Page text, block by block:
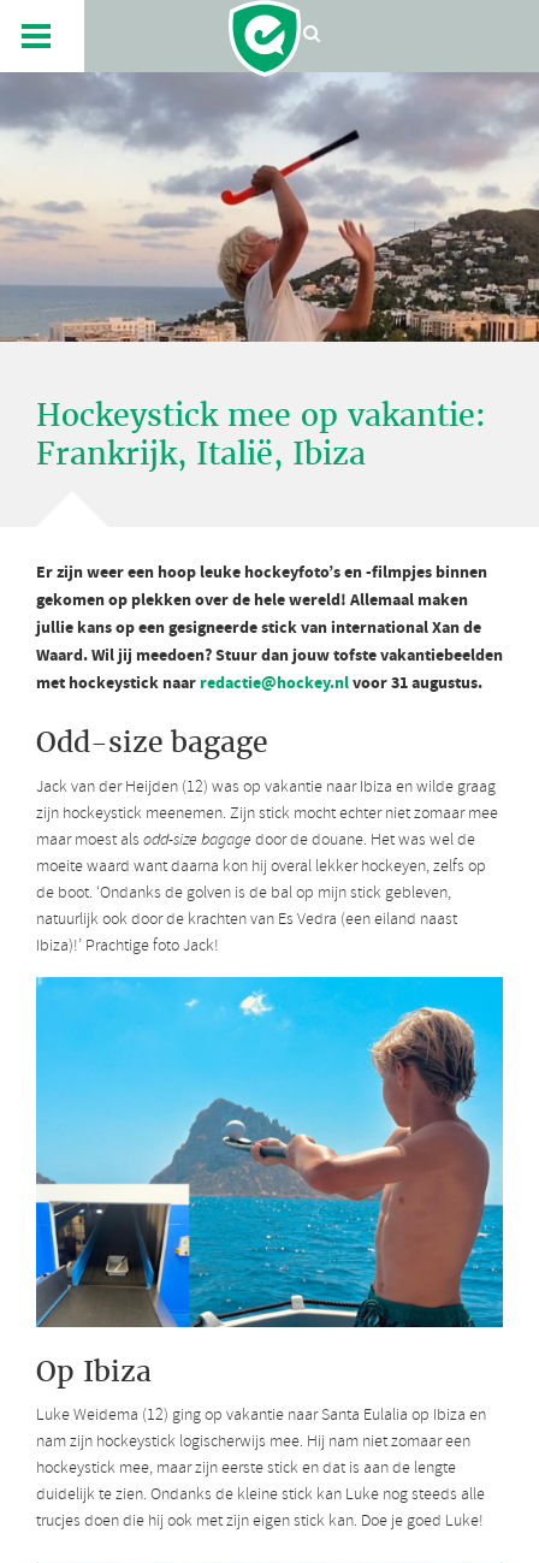
Hockeystick mee op vakantie:
Frankrijk, Italië, Ibiza
Er zijn weer een hoop leuke hockeyfoto’s en -filmpjes binnen
gekomen op plekken over de hele wereld! Allemaal maken
jullie kans op een gesigneerde stick van international Xan de
Waard. Wil jij meedoen? Stuur dan jouw tofste vakantiebeelden
met hockeystick naarredactie@hockey.nlvoor 31 augustus.
Odd-size bagage
Jack van der Heijden (12) was op vakantie naar Ibiza en wilde graag
zijn hockeystick meenemen. Zijn stick mocht echter niet zomaar mee
maar moest als odd-size bagage door de douane. Het was wel de
moeite waard want daarna kon hij overal lekker hockeyen, zelfs op
de boot. ‘Ondanks de golven is de bal op mijn stick gebleven,
natuurlijk ook door de krachten van Es Vedra (een eiland naast
Ibiza)!’ Prachtige foto Jack!
Op Ibiza
Luke Weidema (12) ging op vakantie naar Santa Eulalia op Ibiza en
nam zijn hockeystick logischerwijs mee. Hij nam niet zomaar een
hockeystick mee, maar zijn eerste stick en dat is aan de lengte
duidelijk te zien. Ondanks de kleine stick kan Luke nog steeds alle
trucjes doen die hij ook met zijn eigen stick kan. Doe je goed Luke!